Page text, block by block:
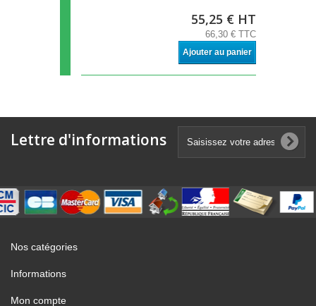
55,25 € HT
66,30 € TTC
Ajouter au panier
Lettre d'informations
Nos catégories
Informations
Mon compte